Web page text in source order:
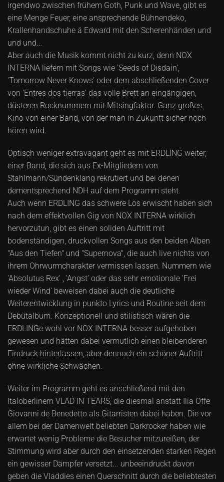
irgendwo zwischen frühem Goth, Punk und Wave, gibt es
eine Menge Feuer, eine ansprechende Bühnendeko,
Krallenhandschuhe á Edward mit den Scherenhänden und
und und...
Aber auch die Musik kommt nicht zu kurz, denn NOX
INTERNA liefern mit Songs wie 'Seeds of Disdain',
'Tomorrow Never Knows' oder dem abschließenden Cover
von 'Entres dos tierras' das volle Brett an eingängigen,
düsteren Rocknummern mit Mitsingfaktor. Ganz großes
Kino von einer Band, von der man in Zukunft sicher noch
hören wird.
Optisch weniger extravagant geht es mit ERDLING weiter,
einer Band, die sich aus Ex-Mitgliedern von
Stahlmann/Sündenklang rekrutiert und bei denen
dementsprechend NDH auf dem Programm steht.
Auch wenn ERDLING das schwere Los erwischt haben sich
nach dem effektvollen Gig von NOX INTERNA wirklich
hervorzutun, gibt es einen soliden Auftritt mit
bodenständigen, druckvollen Songs aus den beiden Alben
"Aus den Tiefen" und "Supernova", die auch live nichts von
ihrem Ohrwurmcharakter vermissen lassen. Nummern wie
'Absolutus Rex' , 'Angst' oder das sehr emotionale 'Frei
wieder Wind' beweisen dabei auch die deutliche
Weiterentwicklung in punkto Lyrics und Routine seit dem
Debütalbum. Konzeptionell und stilistisch wären die
ERDLINGe wohl vor NOX INTERNA besser aufgehoben
gewesen und hätten dabei vermutlich einen bleibenderen
Eindruck hinterlassen, aber dennoch ein schöner Auftritt
ohne wirkliche Schwächen.
Weiter im Programm geht es anschließend mit den
Italoberlinern VLAD IN TEARS, die diesmal anstatt Ilia Offe
Giovanni de Benedetto als Gitarristen dabei haben. Die vor
allem bei der Damenwelt beliebten Darkrocker haben wie
erwartet wenig Probleme die Besucher mitzureißen, der
Stimmung wird aber durch den einsetzenden starken Regen
ein gewisser Dämpfer versetzt... unbeeindruckt davon
geben die Vladdies einen Querschnitt durch die beliebtesten